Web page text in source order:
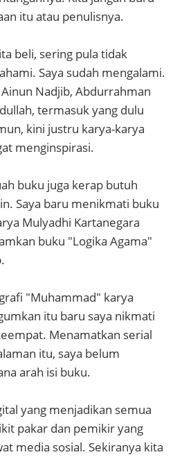
itu atau penulisnya.
beli, sering pula tidak
Saya sudah mengalami.
Nadjib, Abdurrahman
termasuk yang dulu
kini justru karya-karya
menginspirasi.
buku juga kerap butuh
Saya baru menikmati buku
Mulyadhi Kartanegara
buku "Logika Agama"
"Muhammad" karya
itu baru saya nikmati
Menamatkan serial
itu, saya belum
arah isi buku.
yang menjadikan semua
pakar dan pemikir yang
media sosial. Sekiranya kita